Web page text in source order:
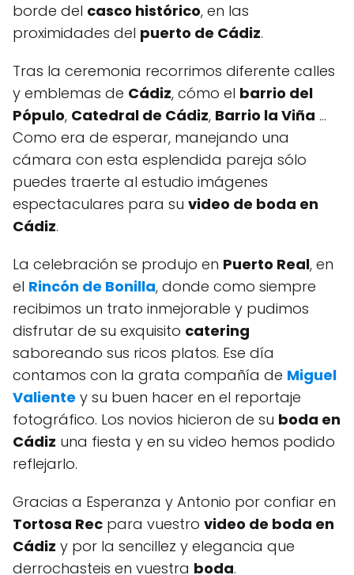
borde del casco histórico, en las
proximidades del puerto de Cádiz.
Tras la ceremonia recorrimos diferente calles
y emblemas de Cádiz, cómo el barrio del
Pópulo, Catedral de Cádiz, Barrio la Viña …
Como era de esperar, manejando una
cámara con esta esplendida pareja sólo
puedes traerte al estudio imágenes
espectaculares para su video de boda en
Cádiz.
La celebración se produjo en Puerto Real, en
el Rincón de Bonilla, donde como siempre
recibimos un trato inmejorable y pudimos
disfrutar de su exquisito catering
saboreando sus ricos platos. Ese día
contamos con la grata compañía de Miguel
Valiente y su buen hacer en el reportaje
fotográfico. Los novios hicieron de su boda en
Cádiz una fiesta y en su video hemos podido
reflejarlo.
Gracias a Esperanza y Antonio por confiar en
Tortosa Rec para vuestro video de boda en
Cádiz y por la sencillez y elegancia que
derrochasteis en vuestra boda.